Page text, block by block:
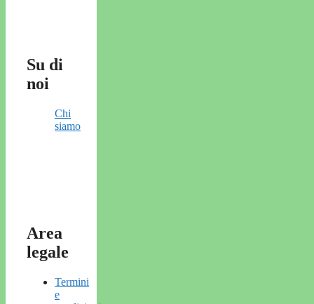
Su di
noi
Chi
siamo
Area
legale
Termini
e